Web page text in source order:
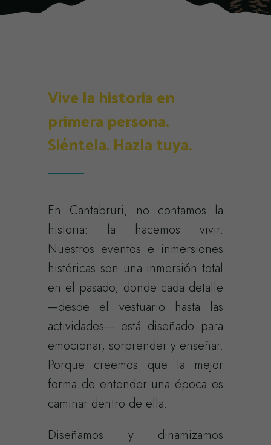
Vive la historia en
primera persona.
Siéntela. Hazla tuya.
En Cantabruri, no contamos la
historia: la hacemos vivir.
Nuestros eventos e inmersiones
históricas son una inmersión total
en el pasado, donde cada detalle
—desde el vestuario hasta las
actividades— está diseñado para
emocionar, sorprender y enseñar.
Porque creemos que la mejor
forma de entender una época es
caminar dentro de ella.
Diseñamos y dinamizamos